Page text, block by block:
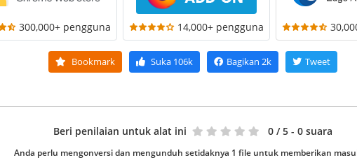
300,000+ pengguna 14,000+ pengguna
Bookmark Suka 106k Bagikan 2k Tweet
Beri penilaian untuk alat ini 0 / 5 - 0 suara
Anda perlu mengonversi dan mengunduh setidaknya 1 file untuk memberikan